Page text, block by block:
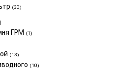
(30)
ГРМ (1)
(13)
(10)